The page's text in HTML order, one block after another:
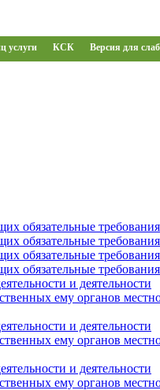
услуги КСК Версия для
обязательные требования
обязательные требования
обязательные требования
обязательные требования
и деятельности
ему органов
и деятельности
ему органов
и деятельности
ему органов